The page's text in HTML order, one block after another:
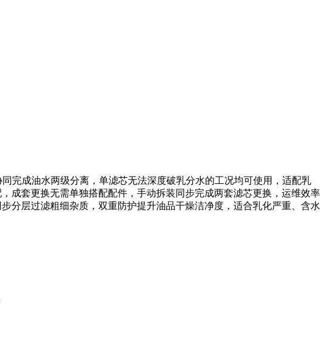
完成油水两级分离，单滤芯无法深度破乳分水的工况均可使用，适配乳
成套更换无需单独搭配配件，手动拆装同步完成两套滤芯更换，运维效率
分层过滤粗细杂质，双重防护提升油品干燥洁净度，适合乳化严重、含水